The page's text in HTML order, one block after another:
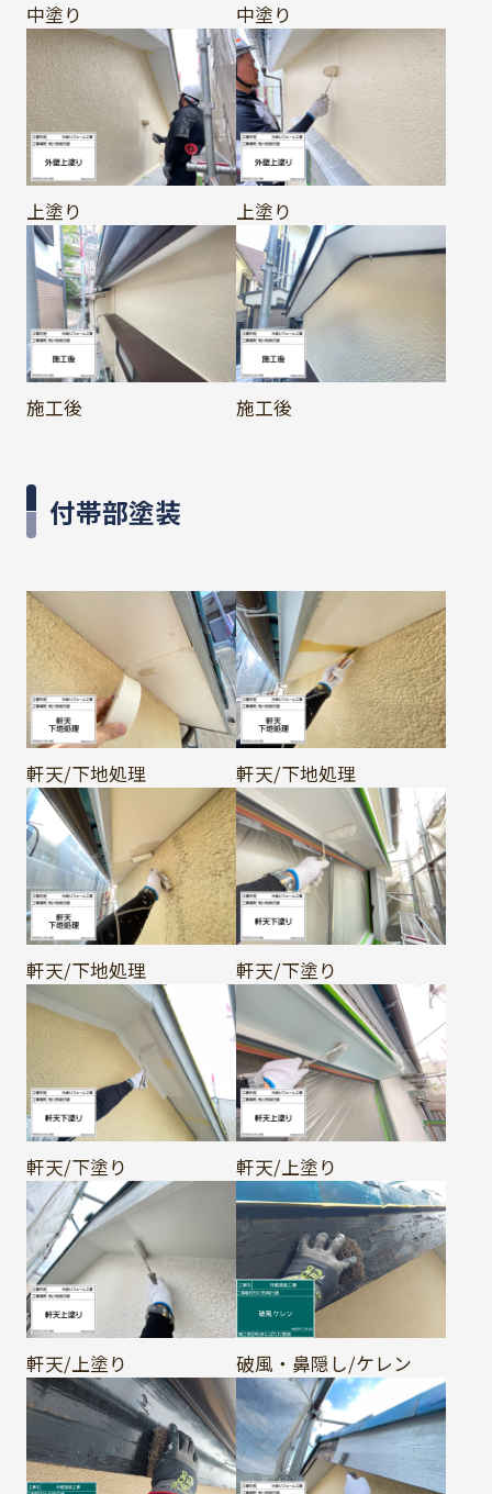
中塗り 中塗り
上塗り 上塗り
施工後 施工後
付帯部塗装
軒天/下地処理 軒天/下地処理
軒天/下地処理 軒天/下塗り
軒天/下塗り 軒天/上塗り
軒天/上塗り 破風・鼻隠し/ケレン